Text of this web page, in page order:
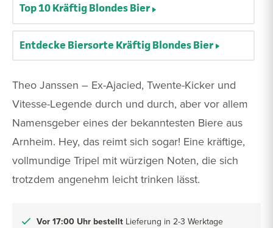
Theo Janssen – Ex-Ajacied, Twente-Kicker und
Vitesse-Legende durch und durch, aber vor allem
Namensgeber eines der bekanntesten Biere aus
Arnheim. Hey, das reimt sich sogar! Eine kräftige,
vollmundige Tripel mit würzigen Noten, die sich
trotzdem angenehm leicht trinken lässt.
Vor 17:00 Uhr bestellt Lieferung in 2-3 Werktage
Top 10 Kräftig Blondes Bier
Entdecke Biersorte Kräftig Blondes Bier